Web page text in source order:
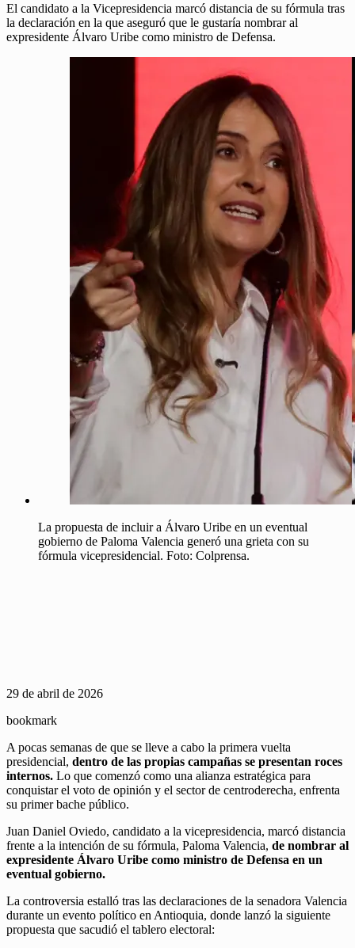
El candidato a la Vicepresidencia marcó distancia de su fórmula tras
la declaración en la que aseguró que le gustaría nombrar al
expresidente Álvaro Uribe como ministro de Defensa.
La propuesta de incluir a Álvaro Uribe en un eventual
gobierno de Paloma Valencia generó una grieta con su
fórmula vicepresidencial. Foto: Colprensa.
29 de abril de 2026
bookmark
A pocas semanas de que se lleve a cabo la primera vuelta
presidencial, dentro de las propias campañas se presentan roces
internos. Lo que comenzó como una alianza estratégica para
conquistar el voto de opinión y el sector de centroderecha, enfrenta
su primer bache público.
Juan Daniel Oviedo, candidato a la vicepresidencia, marcó distancia
frente a la intención de su fórmula, Paloma Valencia, de nombrar al
expresidente Álvaro Uribe como ministro de Defensa en un
eventual gobierno.
La controversia estalló tras las declaraciones de la senadora Valencia
durante un evento político en Antioquia, donde lanzó la siguiente
propuesta que sacudió el tablero electoral: